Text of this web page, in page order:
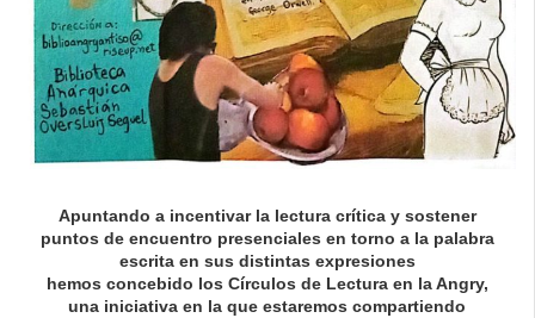
Apuntando a incentivar la lectura crítica y sostener
puntos de encuentro presenciales en torno a la palabra
escrita en sus distintas expresiones
hemos concebido los Círculos de Lectura en la Angry,
una iniciativa en la que estaremos compartiendo